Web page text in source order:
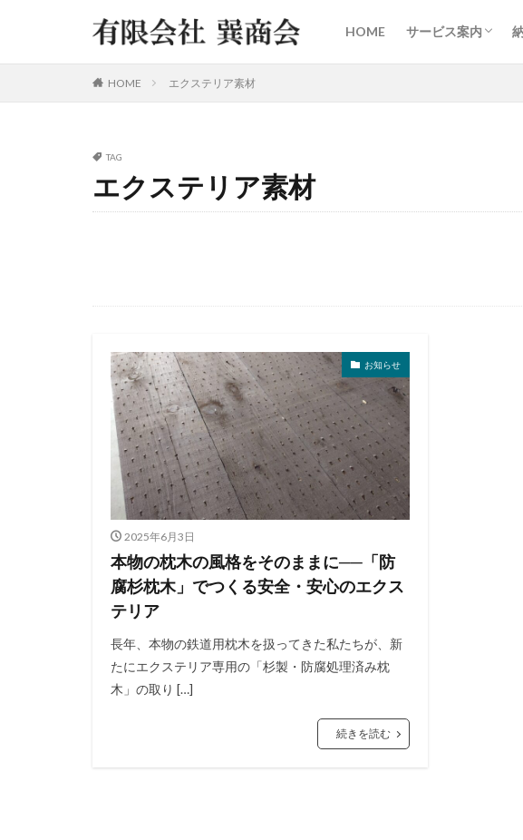
HOME サービス案内
HOME エクステリア素材
TAG
エクステリア素材
お知らせ
2025年6月3日
本物の枕木の風格をそのままに──「防
腐杉枕木」でつくる安全・安心のエクス
テリア
長年、本物の鉄道用枕木を扱ってきた私たちが、新
たにエクステリア専用の「杉製・防腐処理済み枕
木」の取り […]
続きを読む